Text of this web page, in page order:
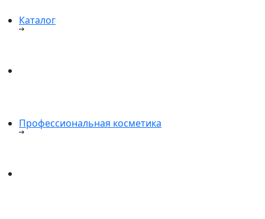
Каталог
Профессиональная косметика